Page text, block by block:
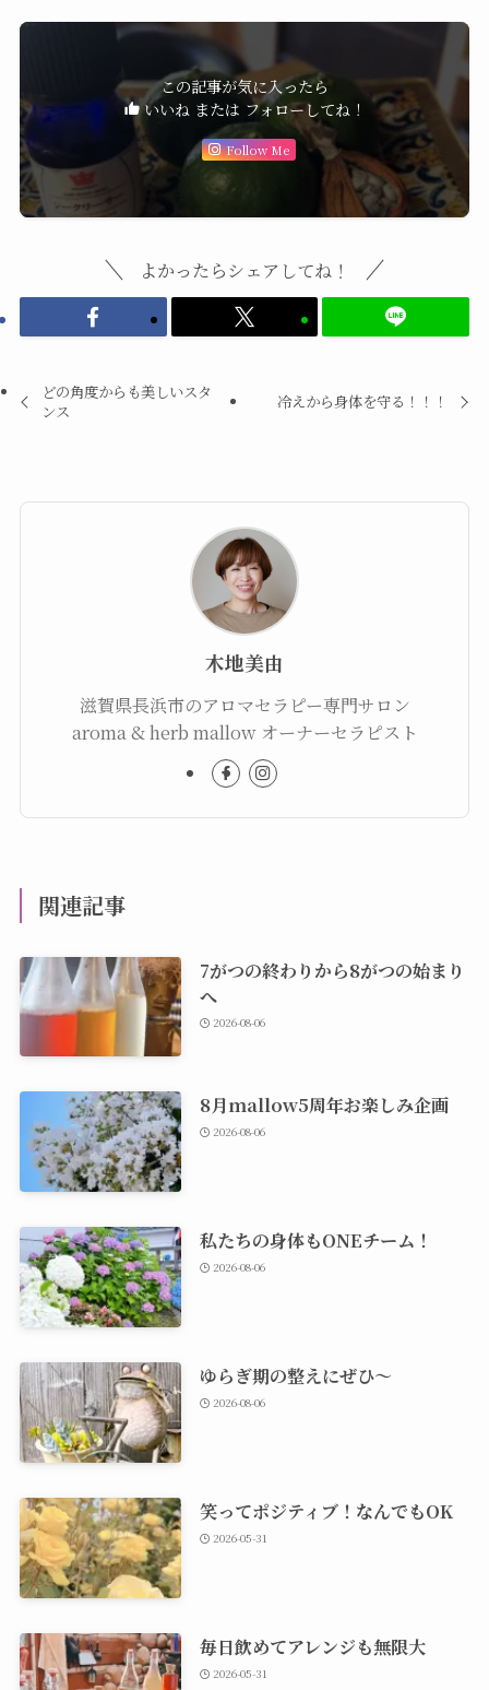
この記事が気に入ったら
いいね または フォローしてね！
Follow Me
よかったらシェアしてね！
どの角度からも美しいスタ
ンス
冷えから身体を守る！！！
木地美由
滋賀県長浜市のアロマセラピー専門サロン
aroma & herb mallow オーナーセラピスト
関連記事
7がつの終わりから8がつの始まり
へ
2026-08-06
8月mallow5周年お楽しみ企画
2026-08-06
私たちの身体もONEチーム！
2026-08-06
ゆらぎ期の整えにぜひ～
2026-08-06
笑ってポジティブ！なんでもOK
2026-05-31
毎日飲めてアレンジも無限大
2026-05-31